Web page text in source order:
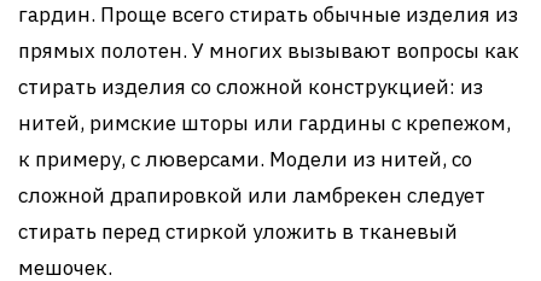
гардин. Проще всего стирать обычные изделия из
прямых полотен. У многих вызывают вопросы как
стирать изделия со сложной конструкцией: из
нитей, римские шторы или гардины с крепежом,
к примеру, с люверсами. Модели из нитей, со
сложной драпировкой или ламбрекен следует
стирать перед стиркой уложить в тканевый
мешочек.